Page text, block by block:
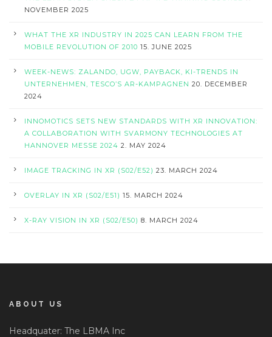
NOVEMBER 2025
WHAT THE XR INDUSTRY IN 2025 CAN LEARN FROM THE
MOBILE REVOLUTION OF 2010 15. JUNE 2025
WEEK-NEWS: ZALANDO, UGW, PAYBACK, KI-TRENDS IN
UNTERNEHMEN, TESCO’S AR-KAMPAGNEN 20. DECEMBER
2024
INNOMOTICS SETS NEW STANDARDS WITH XR INNOVATION:
A COLLABORATION WITH SVARMONY TECHNOLOGIES AT
HANNOVER MESSE 2024 2. MAY 2024
IMAGE TRACKING IN XR (S02/E52) 23. MARCH 2024
OVERLAY IN XR (S02/E51) 15. MARCH 2024
X-RAY VISION IN XR (S02/E50) 8. MARCH 2024
ABOUT US
Headquater: The LBMA Inc